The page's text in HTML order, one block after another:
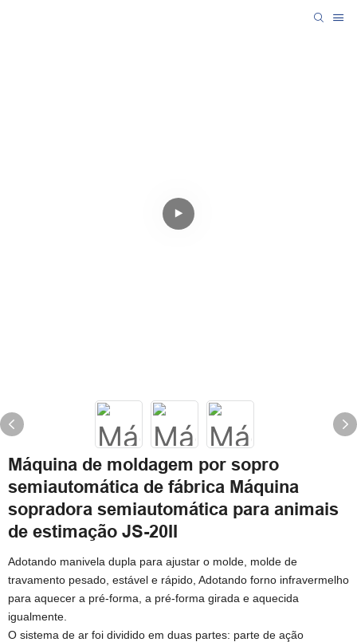
Máquina de moldagem por sopro
semiautomática de fábrica Máquina
sopradora semiautomática para animais
de estimação JS-20II
Adotando manivela dupla para ajustar o molde, molde de
travamento pesado, estável e rápido, Adotando forno infravermelho
para aquecer a pré-forma, a pré-forma girada e aquecida
igualmente.
O sistema de ar foi dividido em duas partes: parte de ação